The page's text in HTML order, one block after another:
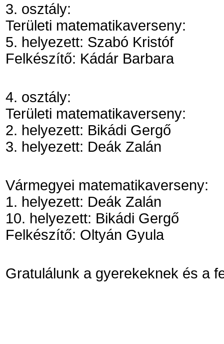
3. osztály:
Területi matematikaverseny:
5. helyezett: Szabó Kristóf
Felkészítő: Kádár Barbara
4. osztály:
Területi matematikaverseny:
2. helyezett: Bikádi Gergő
3. helyezett: Deák Zalán
Vármegyei matematikaverseny:
1. helyezett: Deák Zalán
10. helyezett: Bikádi Gergő
Felkészítő: Oltyán Gyula
Gratulálunk a gyerekeknek és a